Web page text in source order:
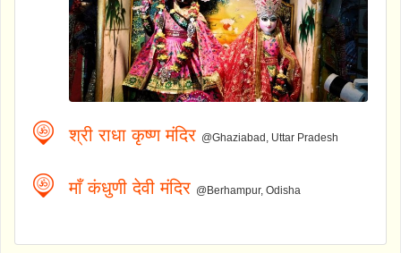
श्री राधा कृष्ण मंदिर @Ghaziabad, Uttar Pradesh
माँ कंधुणी देवी मंदिर @Berhampur, Odisha